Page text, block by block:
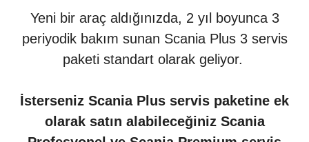
Yeni bir araç aldığınızda, 2 yıl boyunca 3
periyodik bakım sunan Scania Plus 3 servis
paketi standart olarak geliyor.
İsterseniz Scania Plus servis paketine ek
olarak satın alabileceğiniz Scania